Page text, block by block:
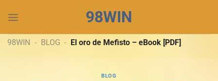
đến
dung
98WIN
98WIN - BLOG - El oro de Mefisto – eBook [PDF]
BLOG